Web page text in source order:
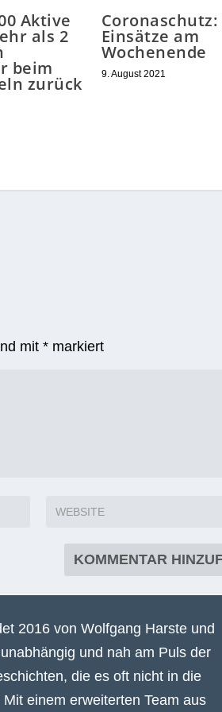
Aktive
als 2
beim
zurück
Coronaschutz:
Einsätze am
Wochenende
9. August 2021
mit* markiert
2016 von Wolfgang Harste und
und nah am Puls der
die es oft nicht in die
einem erweiterten Team aus